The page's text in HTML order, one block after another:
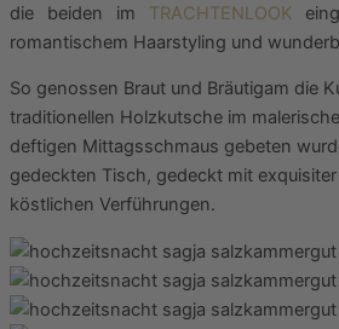
die beiden im TRACHTENLOOK
romantischem Haarstyling und
So genossen Braut und Bräutigam die
traditionellen Holzkutsche im
deftigen Mittagsschmaus gebeten
gedeckten Tisch, gedeckt mit
köstlichen Verführungen.